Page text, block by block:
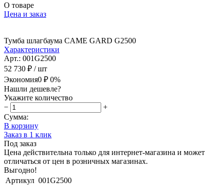
О товаре
Цена и заказ
Тумба шлагбаума CAME GARD G2500
Характеристики
Арт.: 001G2500
52 730 ₽ / шт
Экономия0 ₽ 0%
Нашли дешевле?
Укажите количество
−
+
Сумма:
В корзину
Заказ в 1 клик
Под заказ
Цена действительна только для интернет-магазина и может
отличаться от цен в розничных магазинах.
Выгодно!
Артикул 001G2500